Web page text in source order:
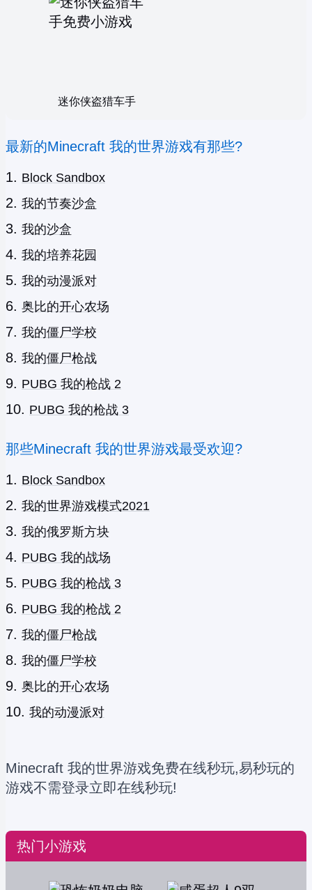
迷你侠盗猎车手
最新的Minecraft 我的世界游戏有那些?
Block Sandbox
我的节奏沙盒
我的沙盒
我的培养花园
我的动漫派对
奥比的开心农场
我的僵尸学校
我的僵尸枪战
PUBG 我的枪战 2
PUBG 我的枪战 3
那些Minecraft 我的世界游戏最受欢迎?
Block Sandbox
我的世界游戏模式2021
我的俄罗斯方块
PUBG 我的战场
PUBG 我的枪战 3
PUBG 我的枪战 2
我的僵尸枪战
我的僵尸学校
奥比的开心农场
我的动漫派对
Minecraft 我的世界游戏免费在线秒玩,易秒玩的
游戏不需登录立即在线秒玩!
热门小游戏